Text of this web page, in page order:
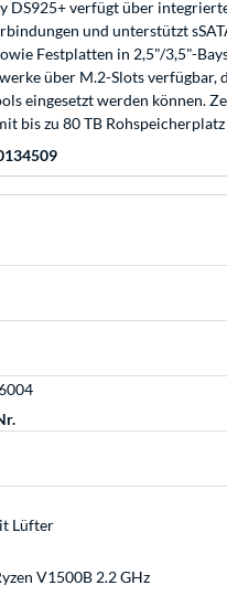
DS925+ verfügt über
und unterstützt
Festplatten in 2,5"/3,5"-
über M.2-Slots verfügbar,
eingesetzt werden können.
bis zu 80 TB Rohspeicherplatz
Lüfter
V1500B 2.2 GHz